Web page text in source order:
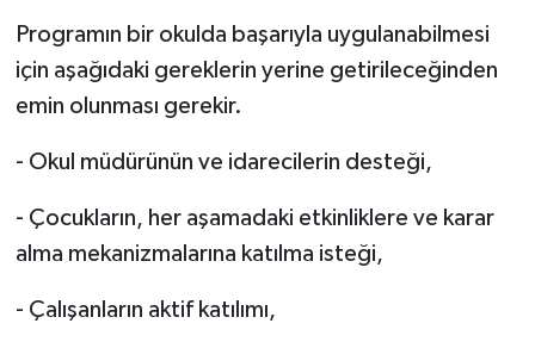
Programın bir okulda başarıyla uygulanabilmesi
için aşağıdaki gereklerin yerine getirileceğinden
emin olunması gerekir.
- Okul müdürünün ve idarecilerin desteği,
- Çocukların, her aşamadaki etkinliklere ve karar
alma mekanizmalarına katılma isteği,
- Çalışanların aktif katılımı,